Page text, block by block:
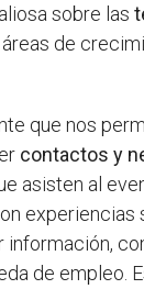
sobre las
de
que nos
contactos y
asisten al
experiencias
información,
de empleo.